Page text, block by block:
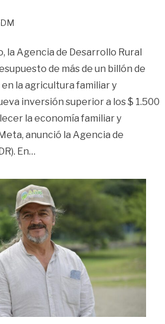
la Agencia de Desarrollo Rural
de más de un billón de
la agricultura familiar y
inversión superior a los $ 1.500
la economía familiar y
anunció la Agencia de
En…